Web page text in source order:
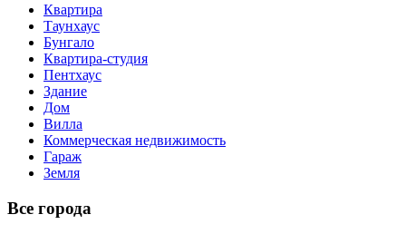
Квартира
Таунхаус
Бунгало
Квартира-студия
Пентхаус
Здание
Дом
Вилла
Коммерческая недвижимость
Гараж
Земля
Все города